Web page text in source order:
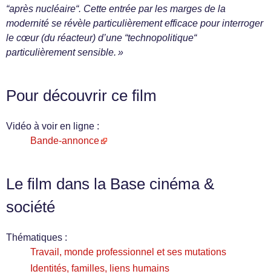
“après nucléaire“. Cette entrée par les marges de la
modernité se révèle particulièrement efficace pour interroger
le cœur (du réacteur) d’une “technopolitique“
particulièrement sensible. »
Pour découvrir ce film
Vidéo à voir en ligne :
Bande-annonce
Le film dans la Base cinéma &
société
Thématiques :
Travail, monde professionnel et ses mutations
Identités, familles, liens humains